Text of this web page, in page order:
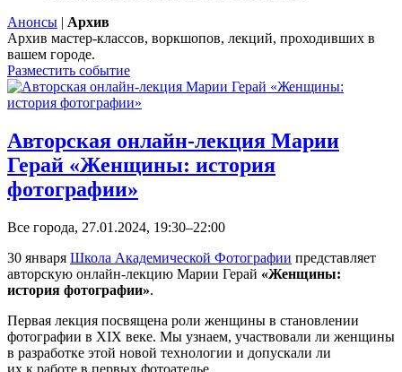
Анонсы | Архив
Архив мастер-классов, воркшопов, лекций, проходивших в
вашем городе.
Разместить событие
Авторская онлайн-лекция Марии
Герай «Женщины: история
фотографии»
Все города, 27.01.2024, 19:30–22:00
30 января Школа Академической Фотографии представляет
авторскую онлайн-лекцию Марии Герай «Женщины:
история фотографии».
Первая лекция посвящена роли женщины в становлении
фотографии в XIX веке. Мы узнаем, участвовали ли женщины
в разработке этой новой технологии и допускали ли
их к работе в первых фотоателье.